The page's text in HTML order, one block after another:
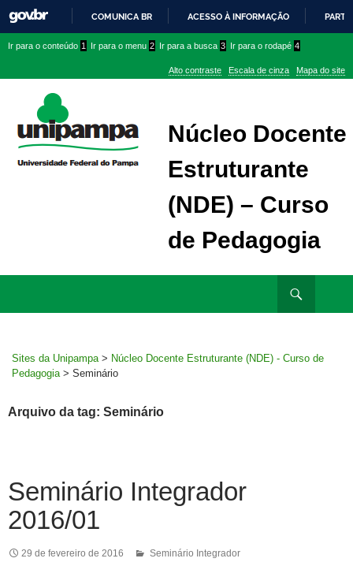
PARA
CONTEÚDO
COMUNICA BR ACESSO À INFORMAÇÃO
conteúdo
menu
superior
menu
Ir para o conteúdo 1 Ir para o menu 2 Ir para a busca 3 Ir para o rodapé 4
Alto contraste Escala de cinza Mapa do site
Núcleo Docente
Estruturante
(NDE) – Curso
de Pedagogia
Sites da Unipampa > Núcleo Docente Estruturante (NDE) - Curso de
Pedagogia > Seminário
Arquivo da tag: Seminário
Seminário Integrador
2016/01
29 de fevereiro de 2016 Seminário Integrador